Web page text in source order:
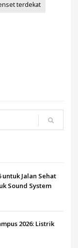
terdekat
untuk Jalan Sehat
Sound System
2026: Listrik